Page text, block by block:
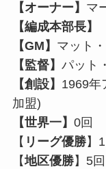
【オーナー】 マ
【編成本部長】
【GM】 マット
【監督】 パット
【創設】 1969年
加盟)
【世界一】 0回
【 リーグ優勝】
【地区優勝】5